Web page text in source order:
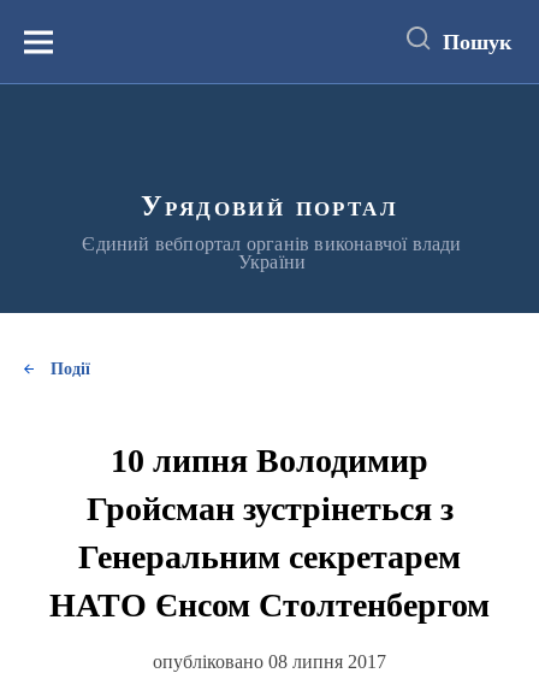
вмістуМеню Пошук
Урядовий портал
Єдиний вебпортал органів виконавчої влади
України
Події
10 липня Володимир
Гройсман зустрінеться з
Генеральним секретарем
НАТО Єнсом Столтенбергом
опубліковано 08 липня 2017